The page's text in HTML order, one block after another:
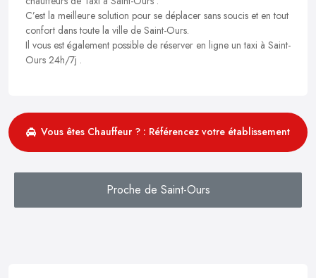
C’est la meilleure solution pour se déplacer sans soucis et en tout
confort dans toute la ville de Saint-Ours.
Il vous est également possible de réserver en ligne un taxi à Saint-
Ours 24h/7j .
Vous êtes Chauffeur ? : Référencez votre établissement
Proche de Saint-Ours